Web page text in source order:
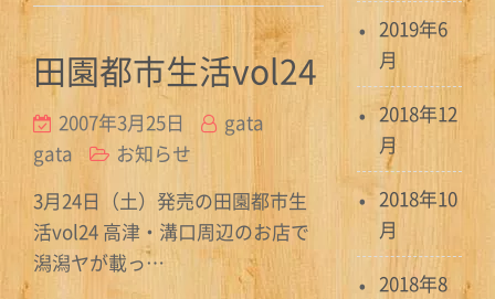
田園都市生活vol24
2007年3月25日
gata
gata
お知らせ
3月24日（土）発売の田園都市生
活vol24 高津・溝口周辺のお店で
潟潟ヤが載っ…
2019年6
月
2018年12
月
2018年10
月
2018年8